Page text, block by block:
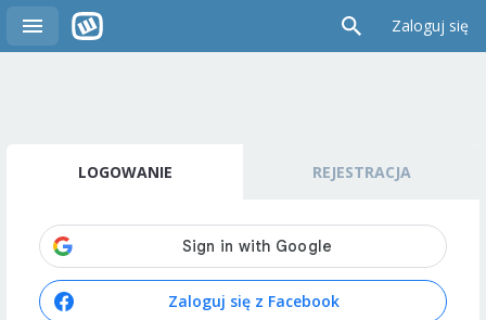
Zaloguj się
LOGOWANIE REJESTRACJA
Zaloguj się z Facebook